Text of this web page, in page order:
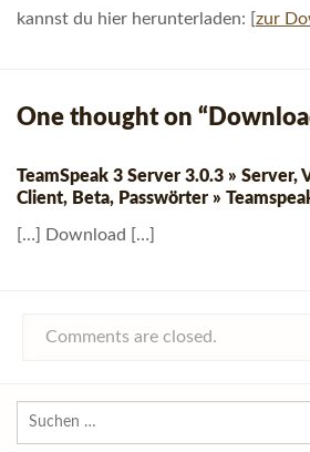
kannst du hier herunterladen: [ zur
One thought on “
TeamSpeak 3 Server 3.0.3 » Server,
Client, Beta, Passwörter »
[…] Download […]
Comments are closed.
Suchen